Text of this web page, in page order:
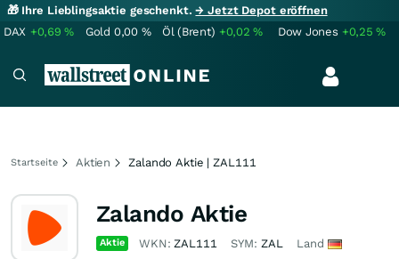
🎁 Ihre Lieblingsaktie geschenkt.→ Jetzt Depot eröffnen
DAX +0,69% Gold 0,00 % Öl (Brent) +0,02% Dow Jones +0,25%
Startseite Aktien Zalando Aktie | ZAL111
Zalando Aktie
Aktie WKN:ZAL111 SYM: ZAL Land